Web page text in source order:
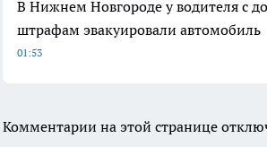
В Нижнем Новгороде у водителя с
штрафам эвакуировали автомобиль
01:53
Комментарии на этой странице